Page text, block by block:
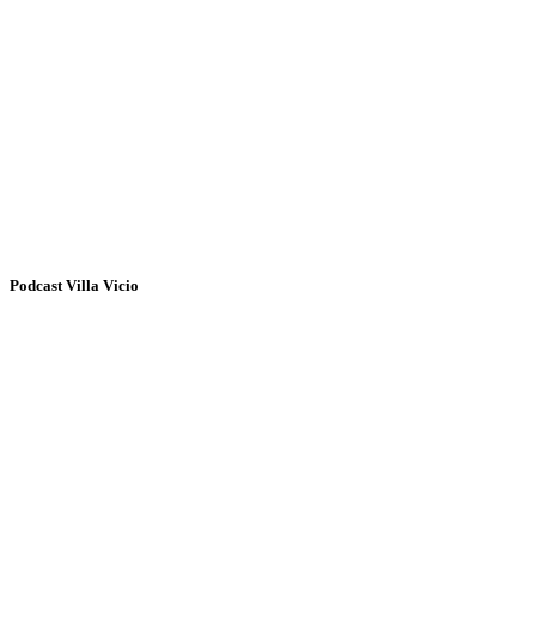
Podcast Villa Vicio